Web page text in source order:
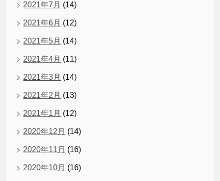
2021年7月 (14)
2021年6月 (12)
2021年5月 (14)
2021年4月 (11)
2021年3月 (14)
2021年2月 (13)
2021年1月 (12)
2020年12月 (14)
2020年11月 (16)
2020年10月 (16)